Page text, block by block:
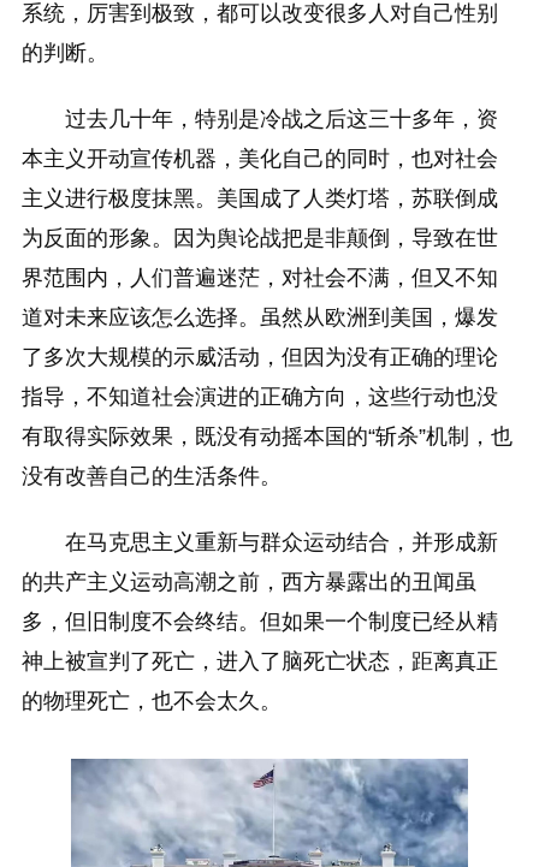
系统，厉害到极致，都可以改变很多人对自己性别
的判断。
过去几十年，特别是冷战之后这三十多年，资
本主义开动宣传机器，美化自己的同时，也对社会
主义进行极度抹黑。美国成了人类灯塔，苏联倒成
为反面的形象。因为舆论战把是非颠倒，导致在世
界范围内，人们普遍迷茫，对社会不满，但又不知
道对未来应该怎么选择。虽然从欧洲到美国，爆发
了多次大规模的示威活动，但因为没有正确的理论
指导，不知道社会演进的正确方向，这些行动也没
有取得实际效果，既没有动摇本国的“斩杀”机制，也
没有改善自己的生活条件。
在马克思主义重新与群众运动结合，并形成新
的共产主义运动高潮之前，西方暴露出的丑闻虽
多，但旧制度不会终结。但如果一个制度已经从精
神上被宣判了死亡，进入了脑死亡状态，距离真正
的物理死亡，也不会太久。